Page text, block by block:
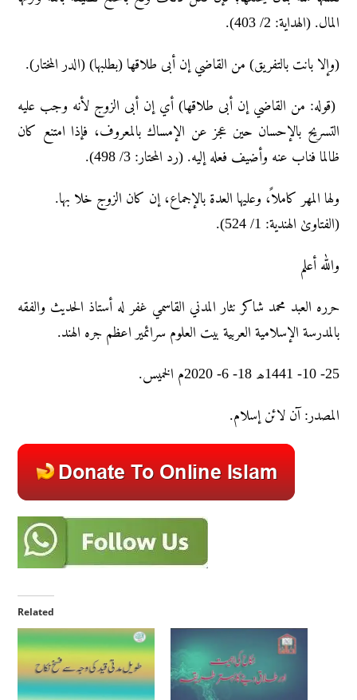
المال. (الهدایة: 2/ 403).
(وإلا بانت بالتفريق) من القاضي إن أبى طلاقها (بطلبها) (الدر المختار).
(قوله: من القاضي إن أبى طلاقها) أي إن أبى الزوج لأنه وجب عليه
التسريح بالإحسان حين عجز عن الإمساك بالمعروف، فإذا امتنع كان
ظالما فناب عنه وأضيف فعله إليه. (رد المحتار: 3/ 498).
ولها المهر کاملاً، وعلیها العدۃ بالإجماع، إن کان الزوج خلا بها.
(الفتاویٰ الهندیة: 1/ 524).
والله أعلم
حرره العبد محمد شاکر نثار المدني القاسمي غفر له أستاذ الحديث والفقه
بالمدرسة الإسلامية العربية بيت العلوم سرائمير اعظم جره الهند.
25- 10- 1441ھ 18- 6- 2020م الخمیس.
المصدر: آن لائن إسلام.
Related